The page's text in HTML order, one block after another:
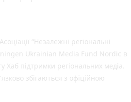
“Незалежні регіональні
Ukrainian Media Fund Nordic в
Хаб підтримки регіональних медіа.
збігаються з офіційною